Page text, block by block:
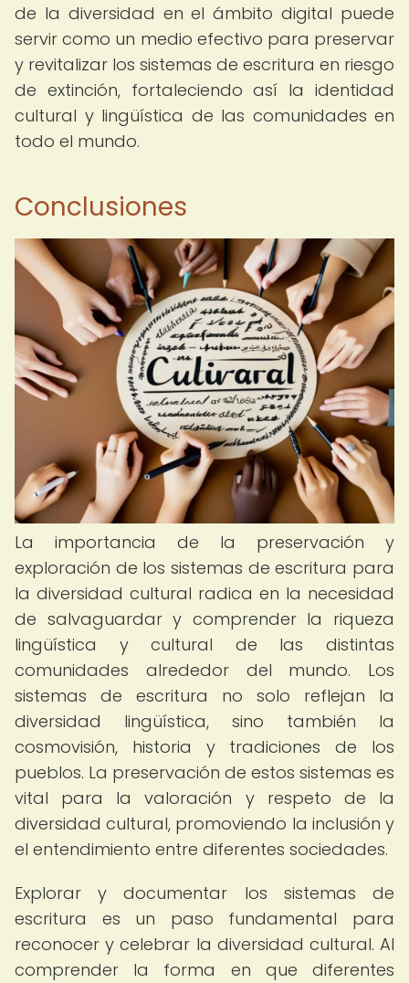
de la diversidad en el ámbito digital puede
servir como un medio efectivo para preservar
y revitalizar los sistemas de escritura en riesgo
de extinción, fortaleciendo así la identidad
cultural y lingüística de las comunidades en
todo el mundo.
Conclusiones
La importancia de la preservación y
exploración de los sistemas de escritura para
la diversidad cultural radica en la necesidad
de salvaguardar y comprender la riqueza
lingüística y cultural de las distintas
comunidades alrededor del mundo. Los
sistemas de escritura no solo reflejan la
diversidad lingüística, sino también la
cosmovisión, historia y tradiciones de los
pueblos. La preservación de estos sistemas es
vital para la valoración y respeto de la
diversidad cultural, promoviendo la inclusión y
el entendimiento entre diferentes sociedades.
Explorar y documentar los sistemas de
escritura es un paso fundamental para
reconocer y celebrar la diversidad cultural. Al
comprender la forma en que diferentes